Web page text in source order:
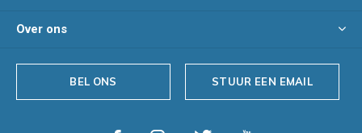
Over ons
BEL ONS STUUR EEN EMAIL